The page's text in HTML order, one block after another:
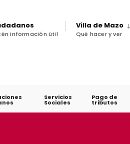
información útil
Villa de Mazo
Qué hacer y ver
Servicios
Sociales
Pago de
tributos